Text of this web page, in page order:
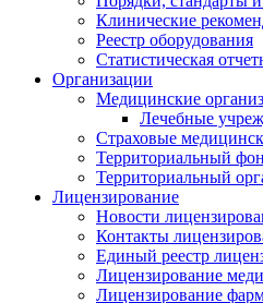
Клинические
Реестр оборудования
Статистическая
Организации
Медицинские
Лечебные
Страховые
Территориальный
Территориальный
Лицензирование
Новости
Контакты
Единый реестр
Лицензирование
Лицензирование